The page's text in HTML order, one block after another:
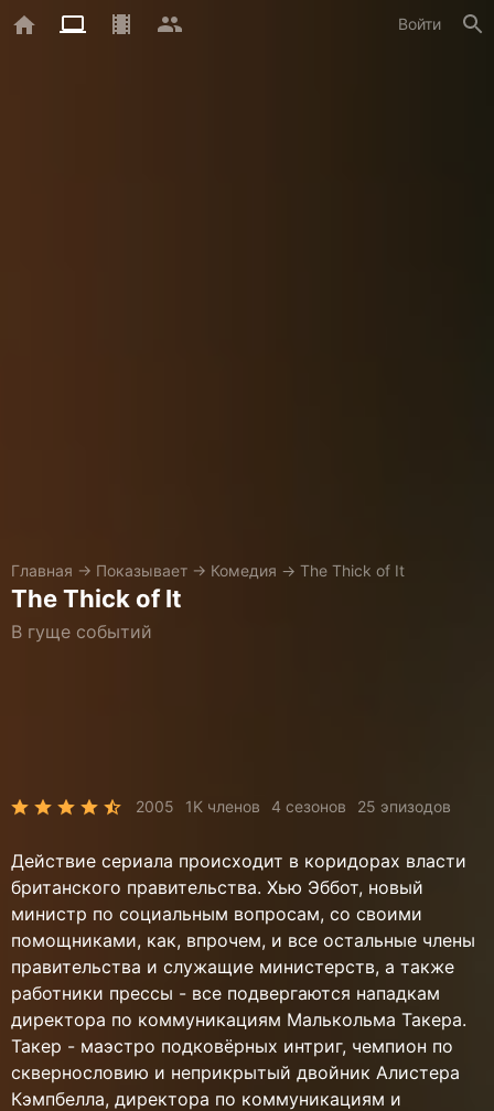
Войти
Главная → Показывает → Комедия → The Thick of It
The Thick of It
В гуще событий
2005 1K членов 4 сезонов 25 эпизодов
Действие сериала происходит в коридорах власти
британского правительства. Хью Эббот, новый
министр по социальным вопросам, со своими
помощниками, как, впрочем, и все остальные члены
правительства и служащие министерств, а также
работники прессы - все подвергаются нападкам
директора по коммуникациям Малькольма Такера.
Такер - маэстро подковёрных интриг, чемпион по
сквернословию и неприкрытый двойник Алистера
Кэмпбелла, директора по коммуникациям и